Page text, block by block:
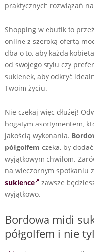
praktycznych rozwiązań
Shopping w ebutik to
online z szeroką ofertą
dba o to, aby każda
od swojego stylu czy
sukienek, aby odkryć
Twoim życiu.
Nie czekaj więc dłużej!
bogatym asortymentem,
jakością wykonania.
półgolfem czeka, by
wyjątkowym chwilom.
na wieczornym spotkaniu
sukience
zawsze
wyjątkowo.
Bordowa midi
półgolfem i nie